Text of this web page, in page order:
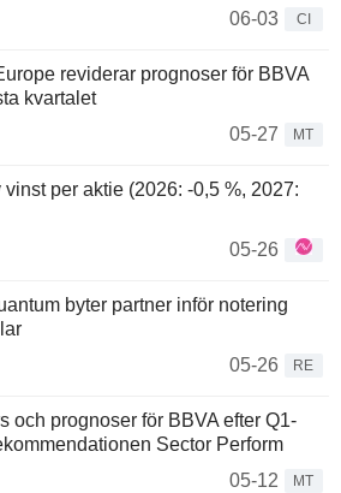
06-03
CI
reviderar prognoser för BBVA
kvartalet
05-27
MT
per aktie (2026: -0,5 %, 2027:
05-26
byter partner inför notering
05-26
RE
och prognoser för BBVA efter Q1-
Sector Perform
05-12
MT